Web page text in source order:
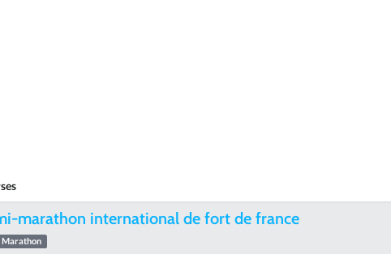
marathon international de fort de france
Marathon